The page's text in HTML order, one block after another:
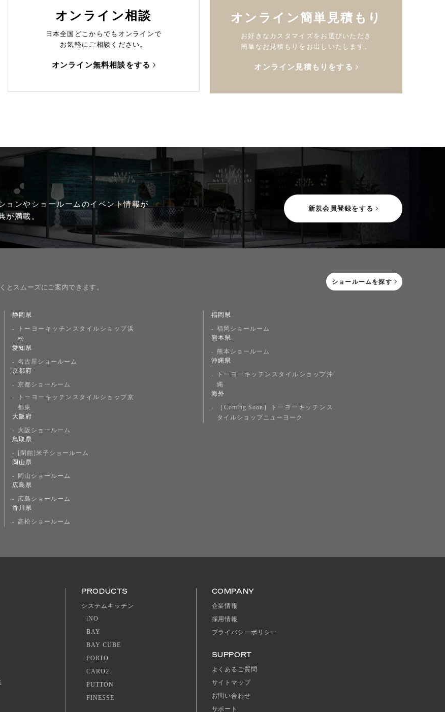
オンライン相談
日本全国どこからでもオンラインで
お気軽にご相談ください。
オンライン無料相談をする
オンライン簡単見積もり
お好きなカスタマイズをお選びいただき
簡単なお見積もりをお出しいたします。
オンライン見積もりをする
ョンやショールームのイベント情報が
が満載。
新規会員登録をする
とスムーズにご案内できます。
ショールームを探す
静岡県
トーヨーキッチンスタイルショップ浜
松
愛知県
名古屋ショールーム
京都府
京都ショールーム
トーヨーキッチンスタイルショップ京
都東
大阪府
大阪ショールーム
鳥取県
[閉館]米子ショールーム
岡山県
岡山ショールーム
広島県
広島ショールーム
香川県
高松ショールーム
福岡県
福岡ショールーム
熊本県
熊本ショールーム
沖縄県
トーヨーキッチンスタイルショップ沖
縄
海外
［Coming Soon］トーヨーキッチンス
タイルショップニューヨーク
PRODUCTS
システムキッチン
iNO
BAY
BAY CUBE
PORTO
CARO2
PUTTON
FINESSE
COMPANY
企業情報
採用情報
プライバシーポリシー
SUPPORT
よくあるご質問
サイトマップ
お問い合わせ
サポート